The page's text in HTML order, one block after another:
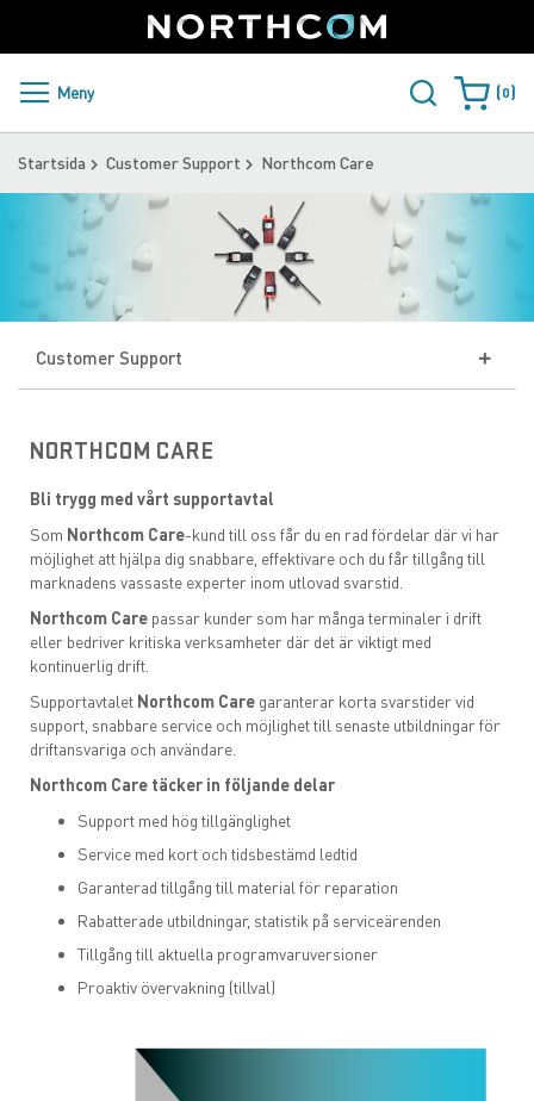
to
Content
Sweden
PRODUKTER OCH LÖSNINGAR
NYHETER
ÅTERFÖRSÄLJARE
NORTHCOM
Meny Varukorgen
0
Startsida Customer Support Northcom Care
NORTHCOM CARE
Bli trygg med vårt supportavtal
Som Northcom Care-kund till oss får du en rad fördelar där vi har
möjlighet att hjälpa dig snabbare, effektivare och du får tillgång till
marknadens vassaste experter inom utlovad svarstid.
Northcom Care passar kunder som har många terminaler i drift
eller bedriver kritiska verksamheter där det är viktigt med
kontinuerlig drift.
Supportavtalet Northcom Care garanterar korta svarstider vid
support, snabbare service och möjlighet till senaste utbildningar för
driftansvariga och användare.
Northcom Care täcker in följande delar
Support med hög tillgänglighet
Service med kort och tidsbestämd ledtid
Garanterad tillgång till material för reparation
Rabatterade utbildningar, statistik på serviceärenden
Tillgång till aktuella programvaruversioner
Proaktiv övervakning (tillval)
Customer Support
Northcom Care
Nordic Finance
Returhantering och reklamation
FAQ för Icom marinradio
FAQ för Icom jaktradio